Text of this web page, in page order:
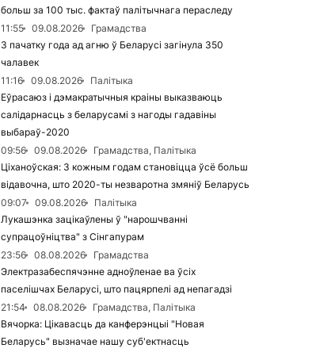
больш за 100 тыс. фактаў палітычнага пераследу
11:55
09.08.2026
Грамадства
З пачатку года ад агню ў Беларусі загінула 350
чалавек
11:16
09.08.2026
Палітыка
Еўрасаюз і дэмакратычныя краіны выказваюць
салідарнасць з беларусамі з нагоды гадавіны
выбараў-2020
09:56
09.08.2026
Грамадства, Палітыка
Ціханоўская: З кожным годам становіцца ўсё больш
відавочна, што 2020-ты незваротна змяніў Беларусь
09:07
09.08.2026
Палітыка
Лукашэнка зацікаўлены ў "нарошчванні
супрацоўніцтва" з Сінгапурам
23:56
08.08.2026
Грамадства
Электразабеспячэнне адноўленае ва ўсіх
паселішчах Беларусі, што пацярпелі ад непагадзі
21:54
08.08.2026
Грамадства, Палітыка
Вячорка: Цікавасць да канферэнцыі "Новая
Беларусь" вызначае нашу суб'ектнасць